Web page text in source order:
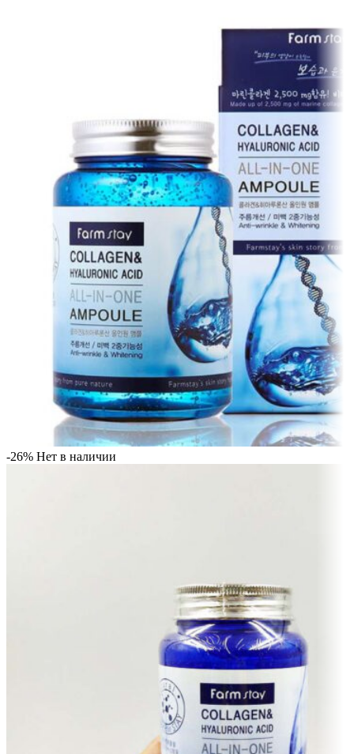
-26% Нет в наличии